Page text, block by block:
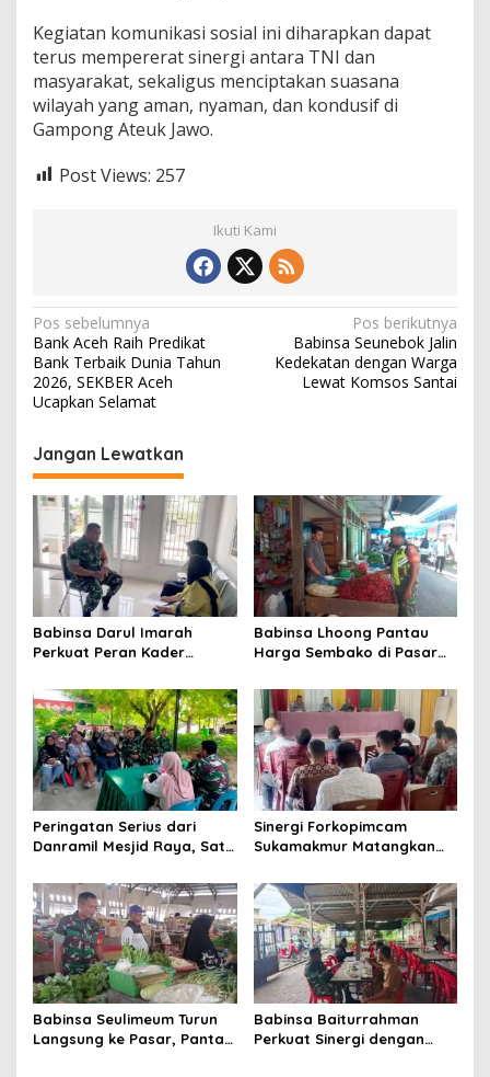
Kegiatan komunikasi sosial ini diharapkan dapat
terus mempererat sinergi antara TNI dan
masyarakat, sekaligus menciptakan suasana
wilayah yang aman, nyaman, dan kondusif di
Gampong Ateuk Jawo.
Post Views: 257
Ikuti Kami
N
a
v
g
a
s
i
p
o
s
Pos sebelumnya
Bank Aceh Raih Predikat
Bank Terbaik Dunia Tahun
2026, SEKBER Aceh
Ucapkan Selamat
Pos berikutnya
Babinsa Seunebok Jalin
Kedekatan dengan Warga
Lewat Komsos Santai
Jangan Lewatkan
Babinsa Darul Imarah
Perkuat Peran Kader
Mendukung Program Gizi
Anak
Babinsa Lhoong Pantau
Harga Sembako di Pasar
Perkembangannya
Peringatan Serius dari
Danramil Mesjid Raya, Satu
Diri, Keluarga, hingga
Satuan
Sinergi Forkopimcam
Sukamakmur Matangkan
Semangat Kebersamaan
Jadi Kunci Sukses
Babinsa Seulimeum Turun
Langsung ke Pasar, Pantau
Babinsa Baiturrahman
Perkuat Sinergi dengan